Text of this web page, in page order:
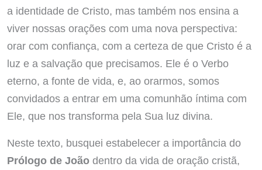
a identidade de Cristo, mas também nos ensina a
viver nossas orações com uma nova perspectiva:
orar com confiança, com a certeza de que Cristo é a
luz e a salvação que precisamos. Ele é o Verbo
eterno, a fonte de vida, e, ao orarmos, somos
convidados a entrar em uma comunhão íntima com
Ele, que nos transforma pela Sua luz divina.
Neste texto, busquei estabelecer a importância do
Prólogo de Joãodentro da vida de oração cristã,